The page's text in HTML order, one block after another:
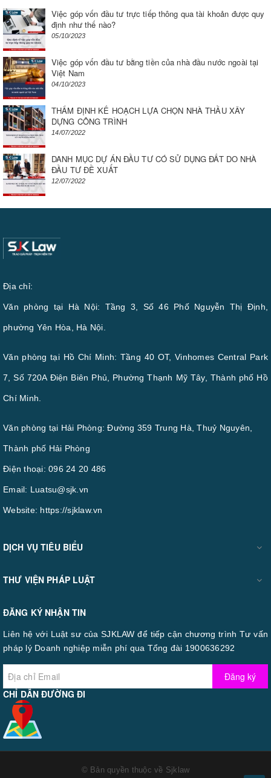
Việc góp vốn đầu tư trực tiếp thông qua tài khoản được quy
định như thế nào?
05/10/2023
Việc góp vốn đầu tư bằng tiền của nhà đầu nước ngoài tại
Việt Nam
04/10/2023
THẨM ĐỊNH KẾ HOẠCH LỰA CHỌN NHÀ THẦU XÂY
DỰNG CÔNG TRÌNH
14/07/2022
DANH MỤC DỰ ÁN ĐẦU TƯ CÓ SỬ DỤNG ĐẤT DO NHÀ
ĐẦU TƯ ĐỀ XUẤT
12/07/2022
Địa chỉ:
Văn phòng tại Hà Nội: Tầng 3, Số 46 Phố Nguyễn Thị Định,
phường Yên Hòa, Hà Nội.
Văn phòng tại Hồ Chí Minh: Tầng 40 OT, Vinhomes Central Park
7, Số 720A Điện Biên Phủ, Phường Thạnh Mỹ Tây, Thành phố Hồ
Chí Minh.
Văn phòng tại Hải Phòng: Đường 359 Trung Hà, Thuỷ Nguyên,
Thành phố Hải Phòng
Điện thoại: 096 24 20 486
Email: Luatsu@sjk.vn
Website: https://sjklaw.vn
DỊCH VỤ TIÊU BIỂU
THƯ VIỆN PHÁP LUẬT
ĐĂNG KÝ NHẬN TIN
Liên hệ với Luật sư của SJKLAW để tiếp cận chương trình Tư vấn
pháp lý Doanh nghiệp miễn phí qua Tổng đài 1900636292
Đăng ký
CHỈ DẪN ĐƯỜNG ĐI
© Bản quyền thuộc về Sjklaw